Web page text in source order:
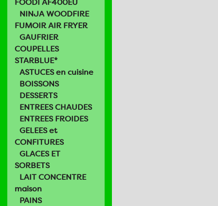
NINJA WOODFIRE
FUMOIR AIR FRYER
GAUFRIER
COUPELLES
STARBLUE*
ASTUCES en cuisine
BOISSONS
DESSERTS
ENTREES CHAUDES
ENTREES FROIDES
GELEES et
CONFITURES
GLACES ET
SORBETS
LAIT CONCENTRE
maison
PAINS